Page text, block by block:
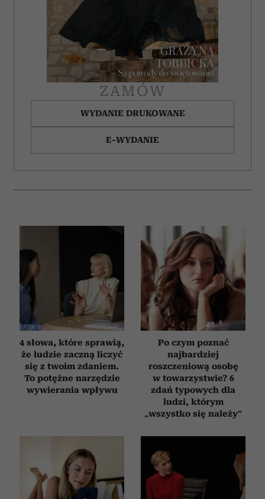
ZAMÓW
WYDANIE DRUKOWANE
E-WYDANIE
4 słowa, które sprawią,
że ludzie zaczną liczyć
się z twoim zdaniem.
To potężne narzędzie
wywierania wpływu
Po czym poznać
najbardziej
roszczeniową osobę
w towarzystwie? 6
zdań typowych dla
ludzi, którym
„wszystko się należy”